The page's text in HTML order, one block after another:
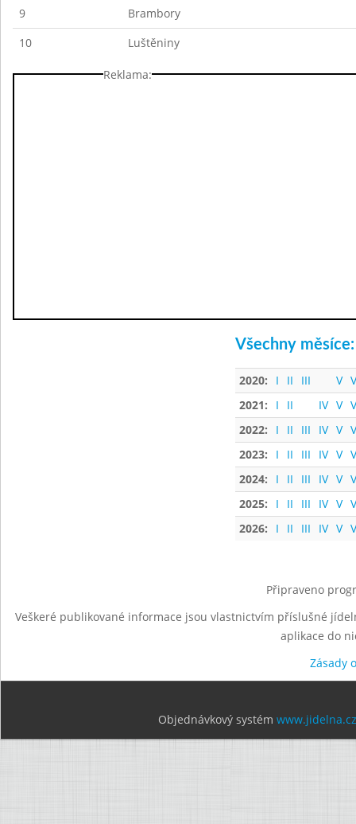
9
Brambory
10
Luštěniny
Reklama:
Všechny měsíce:
2020: I II III V
2021:
I II IV V
2022:
I II III IV V
2023:
I II III IV V
2024:
I II III IV V
2025:
I II III IV V
2026:
I II III IV V
Připraveno
Veškeré publikované informace jsou vlastnictvím příslušné
aplikace do
Zásady
Objednávkový systém www.jidelna.cz